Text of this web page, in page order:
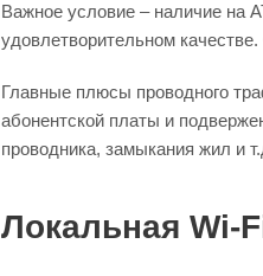
Важное условие – наличие на
удовлетворительном
Главные плюсы проводного
абонентской платы и
проводника, замыкания жил и
Локальная Wi-